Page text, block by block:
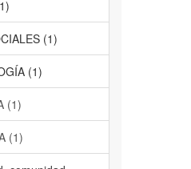
(1)
(1)
(1)
(1)